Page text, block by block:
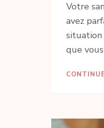
Votre
avez
situation
que